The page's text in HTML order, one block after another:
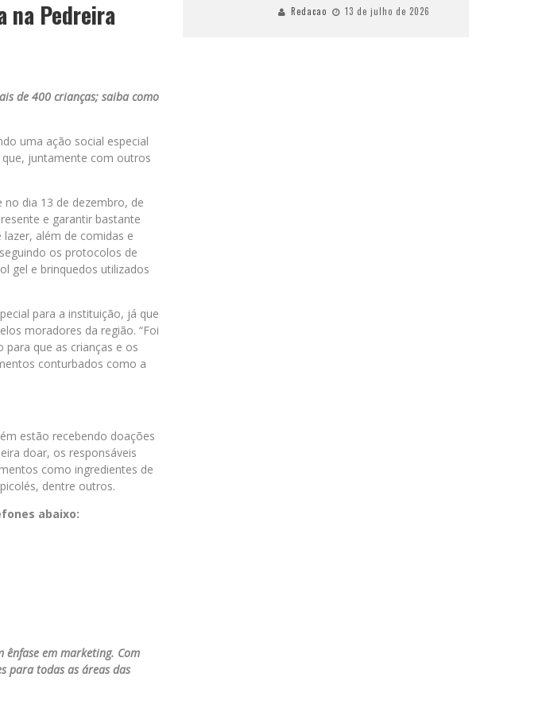
na Pedreira
de 400 crianças; saiba como
uma ação social especial
que, juntamente com outros
no dia 13 de dezembro, de
e garantir bastante
além de comidas e
os protocolos de
gel e brinquedos utilizados
para a instituição, já que
moradores da região. “Foi
que as crianças e os
conturbados como a
estão recebendo doações
doar, os responsáveis
como ingredientes de
dentre outros.
abaixo:
em marketing. Com
para todas as áreas das
Redacao 13 de julho de 2026